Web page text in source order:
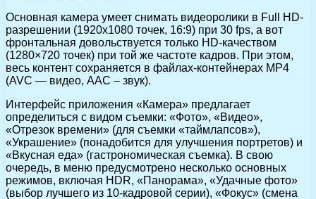
Основная камера умеет снимать видеоролики в Full HD-
разрешении (1920х1080 точек, 16:9) при 30 fps, а вот
фронтальная довольствуется только HD-качеством
(1280×720 точек) при той же частоте кадров. При этом,
весь контент сохраняется в файлах-контейнерах MP4
(AVC — видео, AAC – звук).
Интерфейс приложения «Камера» предлагает
определиться с видом съемки: «Фото», «Видео»,
«Отрезок времени» (для съемки «таймлапсов»),
«Украшение» (понадобится для улучшения портретов) и
«Вкусная еда» (гастрономическая съемка). В свою
очередь, в меню предусмотрено несколько основных
режимов, включая HDR, «Панорама», «Удачные фото»
(выбор лучшего из 10-кадровой серии), «Фокус» (смена